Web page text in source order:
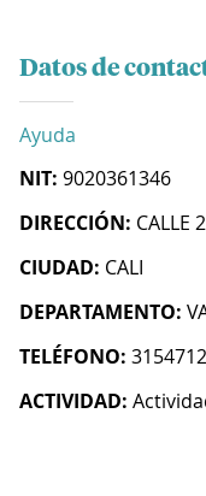
Datos de
Ayuda
NIT: 9020361346
DIRECCIÓN: CALLE
CIUDAD: CALI
DEPARTAMENTO:
TELÉFONO:
ACTIVIDAD: